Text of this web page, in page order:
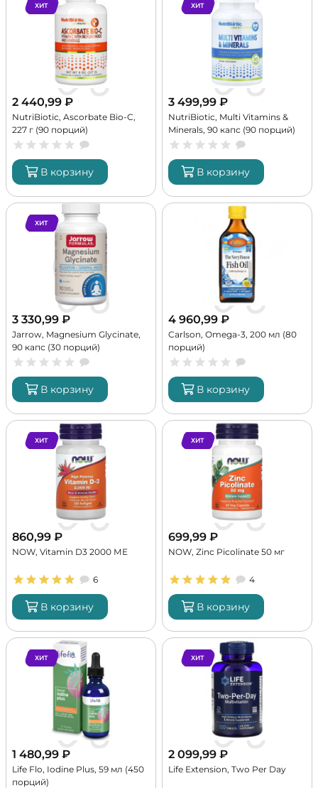
ХИТ
2 440,99 ₽
NutriBiotic, Ascorbate Bio-C,
227 г (90 порций)
В корзину
ХИТ
3 499,99 ₽
NutriBiotic, Multi Vitamins &
Minerals, 90 капс (90 порций)
В корзину
ХИТ
3 330,99 ₽
Jarrow, Magnesium Glycinate,
90 капс (30 порций)
В корзину
4 960,99 ₽
Carlson, Omega-3, 200 мл (80
порций)
В корзину
ХИТ
860,99 ₽
NOW, Vitamin D3 2000 МЕ
6
В корзину
ХИТ
699,99 ₽
NOW, Zinc Picolinate 50 мг
4
В корзину
ХИТ
1 480,99 ₽
Life Flo, Iodine Plus, 59 мл (450
порций)
ХИТ
2 099,99 ₽
Life Extension, Two Per Day